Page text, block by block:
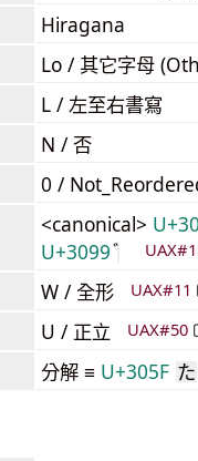
Hiragana
Lo / 其它字母
L / 左至右書寫
N / 否
0 /
<canonical>
U+3099
W / 全形 UAX#11
U / 正立 UAX#50
分解 ≡ U+305F た